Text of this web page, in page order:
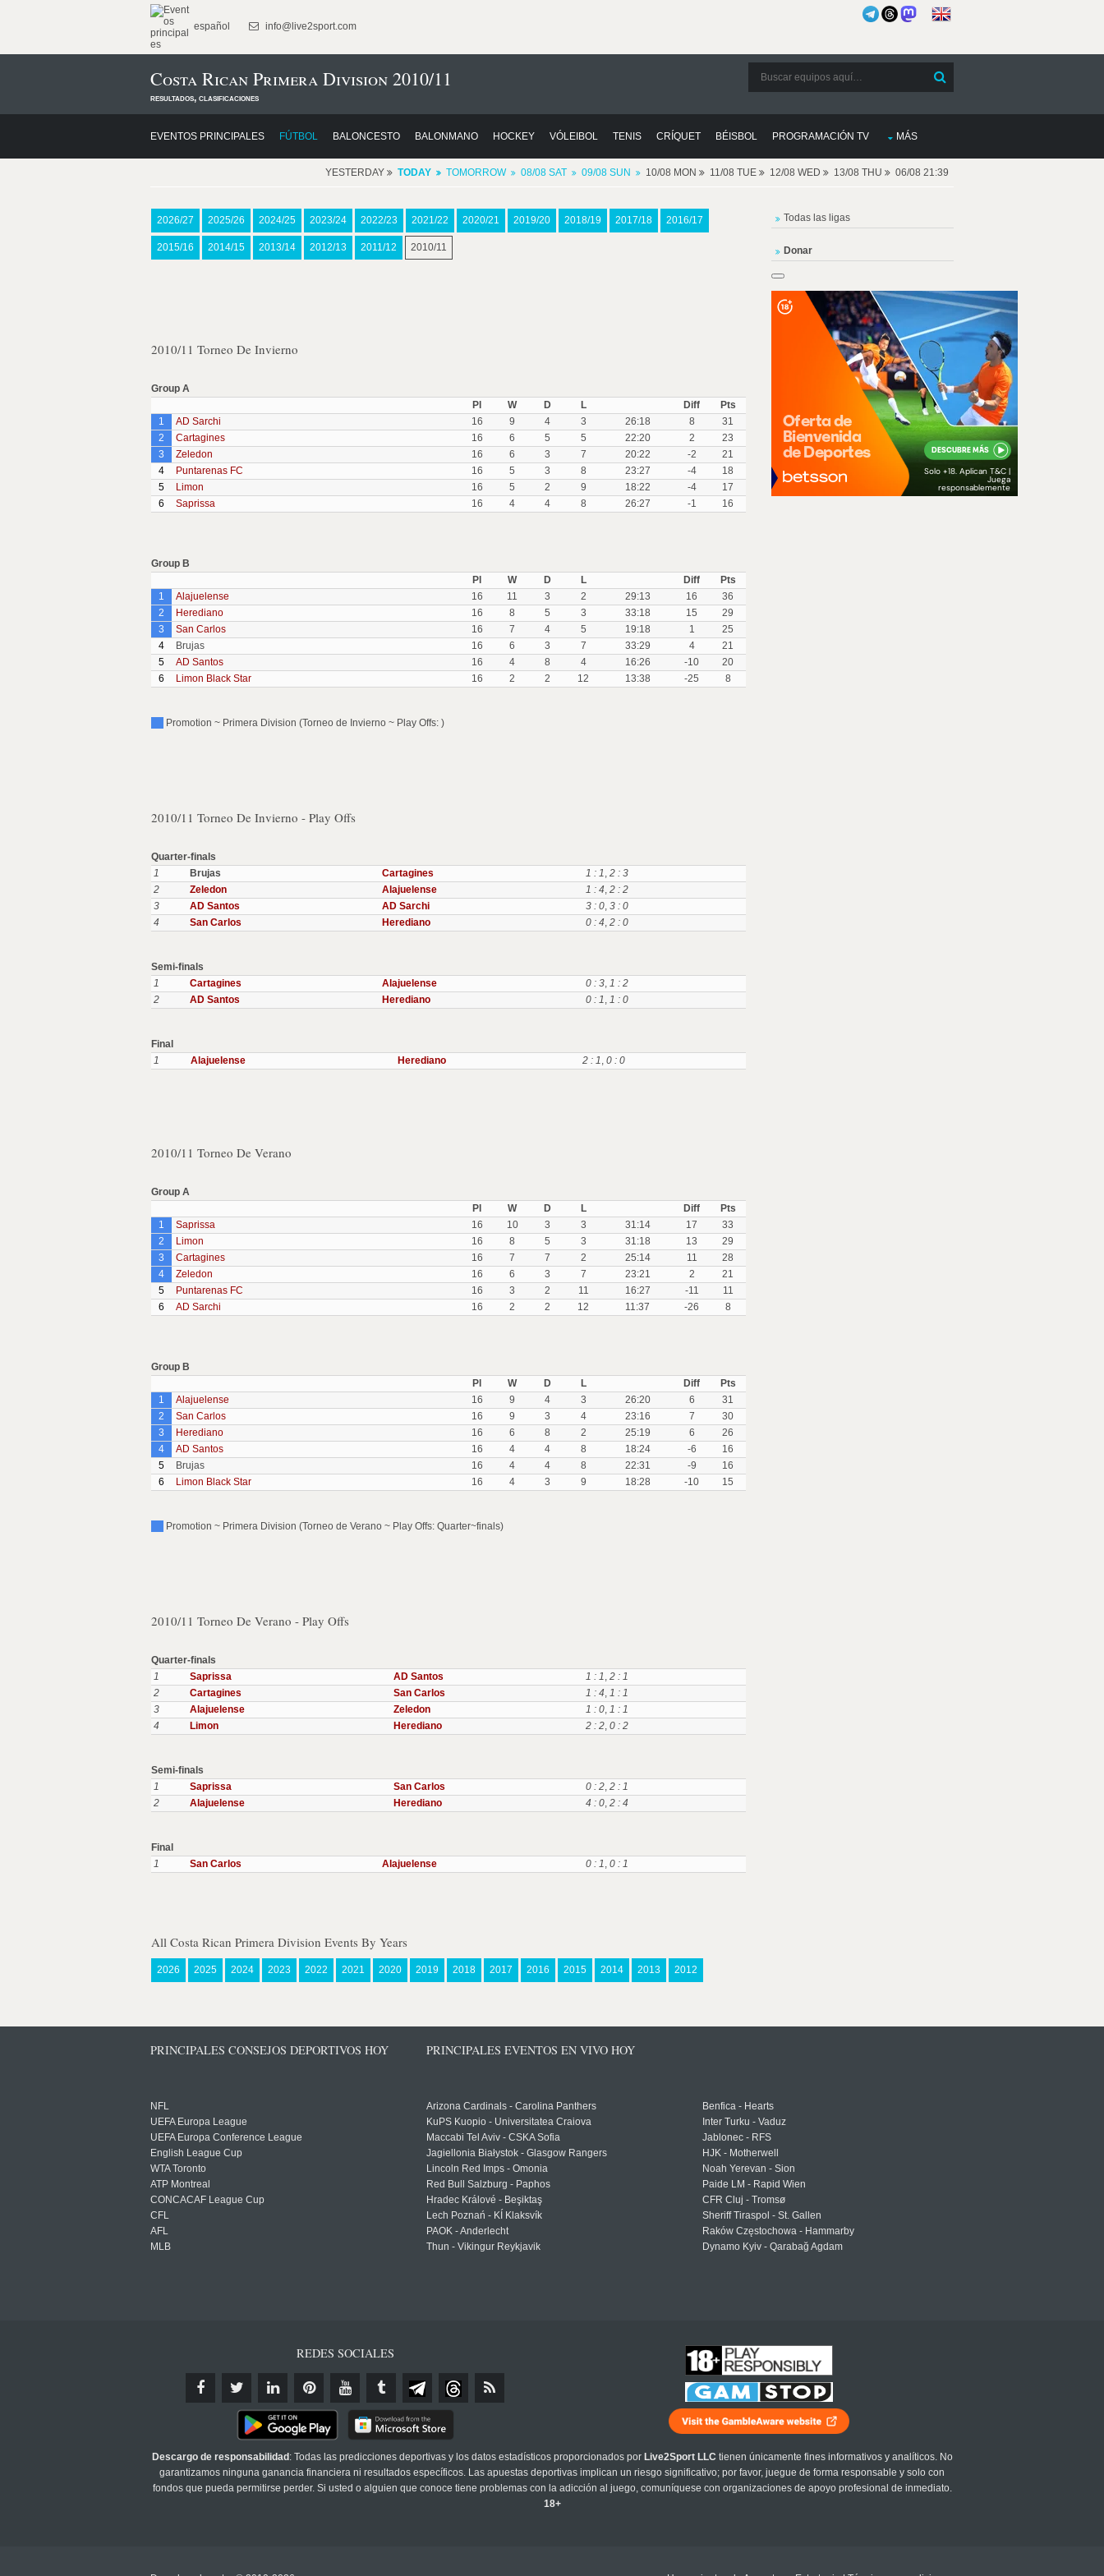
español info@live2sport.com
Costa Rican Primera Division 2010/11
resultados, clasificaciones
EVENTOS PRINCIPALES FÚTBOL BALONCESTO BALONMANO HOCKEY VÓLEIBOL TENIS CRÍQUET BÉISBOL PROGRAMACIÓN TV MÁS
YESTERDAY TODAY TOMORROW 08/08 SAT 09/08 SUN 10/08 MON 11/08 TUE 12/08 WED 13/08 THU 06/08 21:39
2026/27 2025/26 2024/25 2023/24 2022/23 2021/22 2020/21 2019/20 2018/19 2017/18 2016/17
2015/16 2014/15 2013/14 2012/13 2011/12 2010/11
2010/11 Torneo De Invierno
Group A
Pl
W D L Diff
Pts
1
AD Sarchi 16 9 4 3 26:18 8
31
2
Cartagines 16 6 5 5 22:20 2
23
3
Zeledon 16 6 3 7 20:22 -2
21
4
Puntarenas FC 16 5 3 8 23:27 -4
18
5
Limon 16 5 2 9 18:22 -4
17
6
Saprissa 16 4 4 8 26:27 -1 16
Group B
Pl
W D L Diff
Pts
1
Alajuelense 16 11 3 2 29:13 16
36
2
Herediano 16 8 5 3 33:18 15
29
3
San Carlos 16 7 4 5 19:18 1
25
4
Brujas 16 6 3 7 33:29 4
21
5
AD Santos 16 4 8 4 16:26 -10
20
6
Limon Black Star 16 2 2 12 13:38 -25 8
Promotion ~ Primera Division (Torneo de Invierno ~ Play Offs: )
2010/11 Torneo De Invierno - Play Offs
Quarter-finals
1
Brujas Cartagines 1 : 1, 2 : 3
2
Zeledon Alajuelense 1 : 4, 2 : 2
3
AD Santos AD Sarchi 3 : 0, 3 : 0
4
San Carlos Herediano 0 : 4, 2 : 0
Semi-finals
1
Cartagines Alajuelense 0 : 3, 1 : 2
2
AD Santos Herediano 0 : 1, 1 : 0
Final
1
Alajuelense Herediano 2 : 1, 0 : 0
2010/11 Torneo De Verano
Group A
Pl
W D L Diff
Pts
1
Saprissa 16 10 3 3 31:14 17
33
2
Limon 16 8 5 3 31:18 13
29
3
Cartagines 16 7 7 2 25:14 11
28
4
Zeledon 16 6 3 7 23:21 2
21
5
Puntarenas FC 16 3 2 11 16:27 -11
11
6
AD Sarchi 16 2 2 12 11:37 -26 8
Group B
Pl
W D L Diff
Pts
1
Alajuelense 16 9 4 3 26:20 6
31
2
San Carlos 16 9 3 4 23:16 7
30
3
Herediano 16 6 8 2 25:19 6
26
4
AD Santos 16 4 4 8 18:24 -6
16
5
Brujas 16 4 4 8 22:31 -9
16
6
Limon Black Star 16 4 3 9 18:28 -10 15
Promotion ~ Primera Division (Torneo de Verano ~ Play Offs: Quarter~finals)
2010/11 Torneo De Verano - Play Offs
Quarter-finals
1
Saprissa AD Santos 1 : 1, 2 : 1
2
Cartagines San Carlos 1 : 4, 1 : 1
3
Alajuelense Zeledon 1 : 0, 1 : 1
4
Limon Herediano 2 : 2, 0 : 2
Semi-finals
1
Saprissa San Carlos 0 : 2, 2 : 1
2
Alajuelense Herediano 4 : 0, 2 : 4
Final
1
San Carlos Alajuelense 0 : 1, 0 : 1
All Costa Rican Primera Division Events By Years
2026 2025 2024 2023 2022 2021 2020 2019 2018 2017 2016 2015 2014 2013 2012
Todas las ligas
Donar
PRINCIPALES CONSEJOS DEPORTIVOS HOY
NFL
UEFA Europa League
UEFA Europa Conference League
English League Cup
WTA Toronto
ATP Montreal
CONCACAF League Cup
CFL
AFL
MLB
PRINCIPALES EVENTOS EN VIVO HOY
Arizona Cardinals - Carolina Panthers
KuPS Kuopio - Universitatea Craiova
Maccabi Tel Aviv - CSKA Sofia
Jagiellonia Białystok - Glasgow Rangers
Lincoln Red Imps - Omonia
Red Bull Salzburg - Paphos
Hradec Králové - Beşiktaş
Lech Poznań - KÍ Klaksvík
PAOK - Anderlecht
Thun - Vikingur Reykjavik
Benfica - Hearts
Inter Turku - Vaduz
Jablonec - RFS
HJK - Motherwell
Noah Yerevan - Sion
Paide LM - Rapid Wien
CFR Cluj - Tromsø
Sheriff Tiraspol - St. Gallen
Raków Częstochowa - Hammarby
Dynamo Kyiv - Qarabağ Agdam
REDES SOCIALES
Descargo de responsabilidad : Todas las predicciones deportivas y los datos estadísticos proporcionados por Live2Sport LLC tienen únicamente fines informativos y analíticos. No
garantizamos ninguna ganancia financiera ni resultados específicos. Las apuestas deportivas implican un riesgo significativo; por favor, juegue de forma responsable y solo con
fondos que pueda permitirse perder. Si usted o alguien que conoce tiene problemas con la adicción al juego, comuníquese con organizaciones de apoyo profesional de inmediato.
18+